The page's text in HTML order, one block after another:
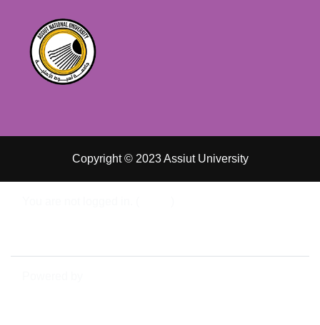
Copyright © 2023 Assiut University